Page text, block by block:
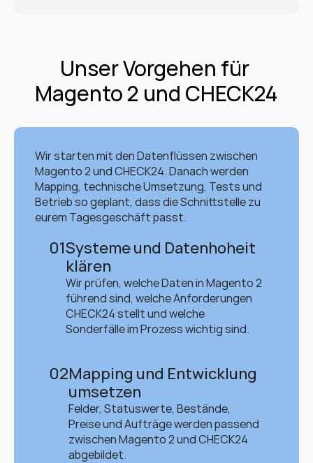
Unser Vorgehen für
Magento 2 und CHECK24
Wir starten mit den Datenflüssen zwischen
Magento 2 und CHECK24. Danach werden
Mapping, technische Umsetzung, Tests und
Betrieb so geplant, dass die Schnittstelle zu
eurem Tagesgeschäft passt.
01Systeme und Datenhoheit
klären
Wir prüfen, welche Daten in Magento 2
führend sind, welche Anforderungen
CHECK24 stellt und welche
Sonderfälle im Prozess wichtig sind.
02Mapping und Entwicklung
umsetzen
Felder, Statuswerte, Bestände,
Preise und Aufträge werden passend
zwischen Magento 2 und CHECK24
abgebildet.